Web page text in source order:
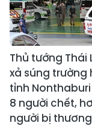
Thủ tướng Thái
xả súng trường
tỉnh
8 người chết,
người bị thương